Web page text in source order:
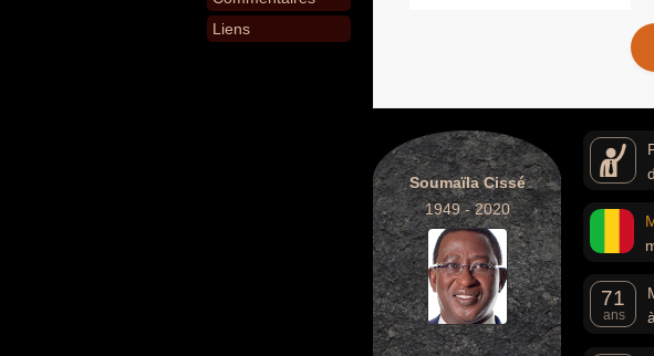
Liens
Soumaïla Cissé
1949 - 2020
71
ans